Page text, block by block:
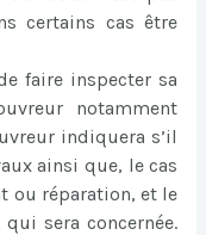
certains cas être
faire inspecter sa
notamment
indiquera s’il
ainsi que, le cas
ou réparation, et le
sera concernée.